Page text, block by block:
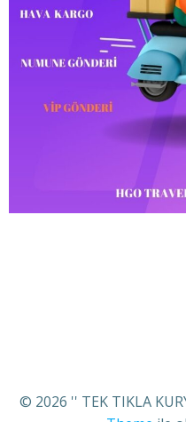
© 2026 '' TEK TIKLA